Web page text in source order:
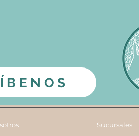
Sucursales